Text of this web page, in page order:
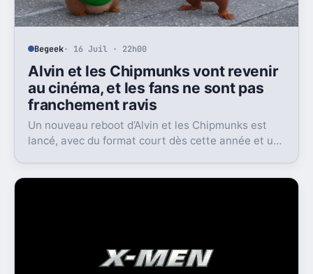
Begeek· 16 Juil · 22h00
Alvin et les Chipmunks vont revenir
au cinéma, et les fans ne sont pas
franchement ravis
Un nouveau reboot d’Alvin et les Chipmunks est
lancé, avec du format court dès cette année et un